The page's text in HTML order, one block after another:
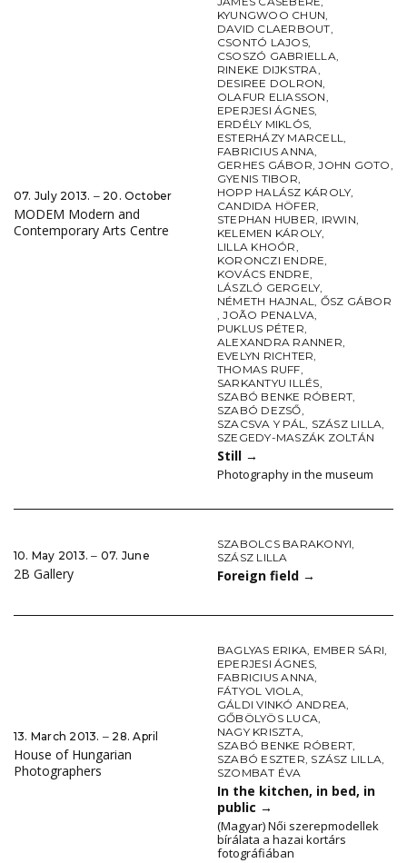
07. July 2013. ‒ 20. October
MODEM Modern and
Contemporary Arts Centre
KYUNGWOO CHUN,
DAVID CLAERBOUT,
CSONTÓ LAJOS,
CSOSZÓ GABRIELLA,
RINEKE DIJKSTRA,
DESIREE DOLRON,
OLAFUR ELIASSON,
EPERJESI ÁGNES,
ERDÉLY MIKLÓS,
ESTERHÁZY MARCELL,
FABRICIUS ANNA,
GERHES GÁBOR,JOHN GOTO,
GYENIS TIBOR,
HOPP HALÁSZ KÁROLY,
CANDIDA HÖFER,
STEPHAN HUBER, IRWIN,
KELEMEN KÁROLY,
LILLA KHOÓR,
KORONCZI ENDRE,
KOVÁCS ENDRE,
LÁSZLÓ GERGELY,
NÉMETH HAJNAL, ŐSZ GÁBOR
,JOÃO PENALVA,
PUKLUS PÉTER,
ALEXANDRA RANNER,
EVELYN RICHTER,
THOMAS RUFF,
SARKANTYU ILLÉS,
SZABÓ BENKE RÓBERT,
SZABÓ DEZSŐ,
SZACSVA Y PÁL, SZÁSZ LILLA,
SZEGEDY-MASZÁK ZOLTÁN
Still →
Photography in the museum
10. May 2013. ‒ 07. June
2B Gallery
SZABOLCS BARAKONYI,
SZÁSZ LILLA
Foreign field →
13. March 2013. ‒ 28. April
House of Hungarian
Photographers
BAGLYAS ERIKA, EMBER SÁRI,
EPERJESI ÁGNES,
FABRICIUS ANNA,
FÁTYOL VIOLA,
GÁLDI VINKÓ ANDREA,
GŐBÖLYÖS LUCA,
NAGY KRISZTA,
SZABÓ BENKE RÓBERT,
SZABÓ ESZTER, SZÁSZ LILLA,
SZOMBAT ÉVA
In the kitchen, in bed, in
public →
(Magyar) Női szerepmodellek
bírálata a hazai kortárs
fotográfiában